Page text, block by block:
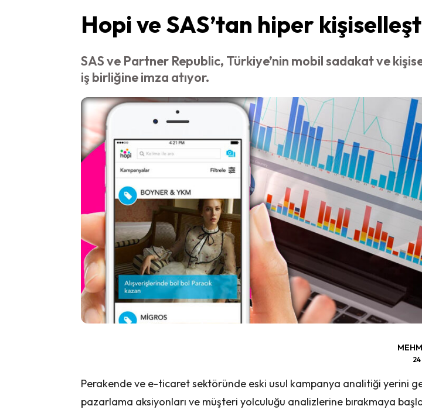
Hopi ve SAS’tan hiper
SAS ve Partner Republic, Türkiye’nin mobil sadakat ve
iş birliğine imza atıyor.
Perakende ve e-ticaret sektöründe eski usul kampanya analitiği yerini
pazarlama aksiyonları ve müşteri yolculuğu analizlerine bırakmaya